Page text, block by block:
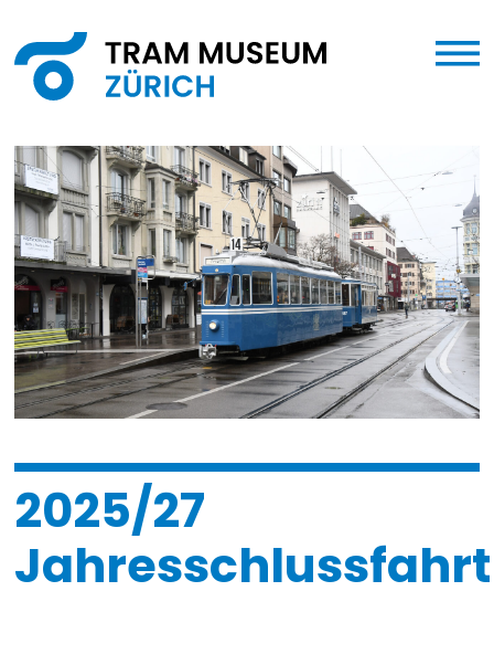
2025/27
Jahresschlussfahrt